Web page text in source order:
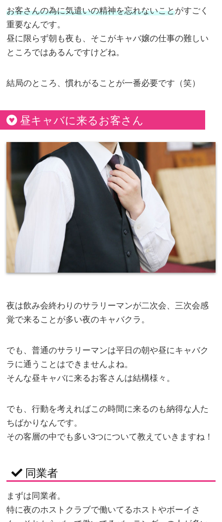
お客さんの為に気遣いの精神を忘れないことがすごく
重要なんです。
昼に限らず朝も夜も、そこがキャバ嬢の仕事の難しい
ところではあるんですけどね。
結局のところ、慣れがることが一番必要です（笑）
昼キャバに来るお客さん
夜は飲み会終わりのサラリーマンが二次会、三次会感
覚で来ることが多い夜のキャバクラ。
でも、普通のサラリーマンは平日の朝や昼にキャバク
ラに通うことはできませんよね。
そんな昼キャバに来るお客さんは結構様々。
でも、行動を考えればこの時間に来るのも納得な人た
ちばかりなんです。
その客層の中でも多い3つについて教えていきますね！
同業者
まずは同業者。
特に夜のホストクラブで働いてるホストやボーイさ